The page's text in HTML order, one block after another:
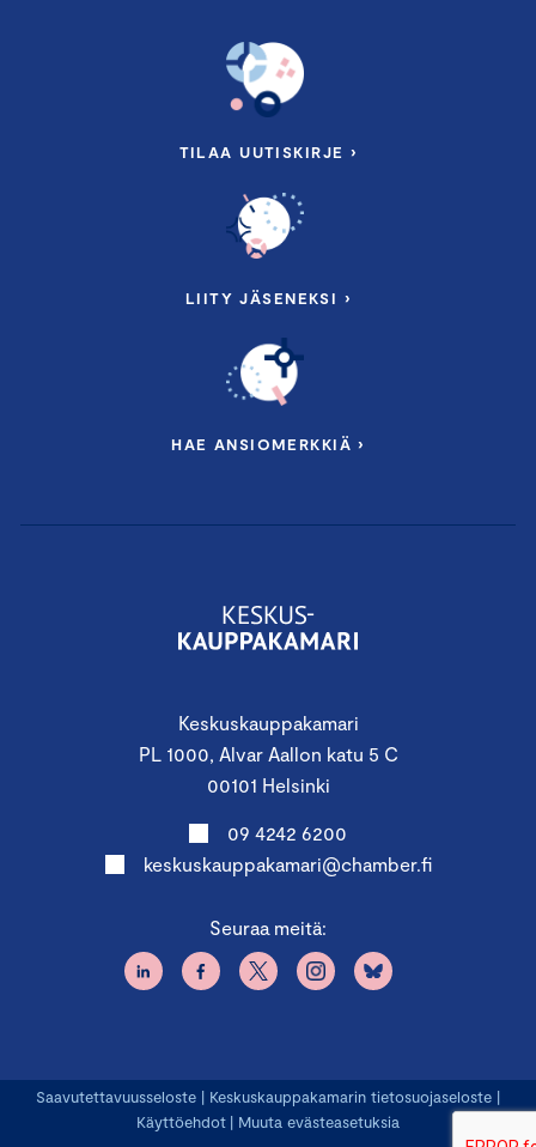
Keskuskauppakamari
PL 1000, Alvar Aallon katu 5 C
00101 Helsinki
09 4242 6200
keskuskauppakamari@chamber.fi
Seuraa meitä:
TILAA UUTISKIRJE ›
LIITY JÄSENEKSI ›
HAE ANSIOMERKKIÄ ›
Saavutettavuusseloste | Keskuskauppakamarin tietosuojaseloste |
Käyttöehdot | Muuta evästeasetuksia